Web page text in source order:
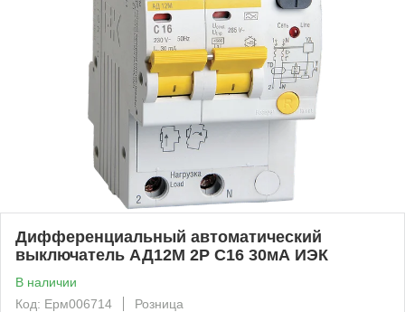
Дифференциальный автоматический
выключатель АД12М 2Р С16 30мА ИЭК
В наличии
Код: Ерм006714
Розница